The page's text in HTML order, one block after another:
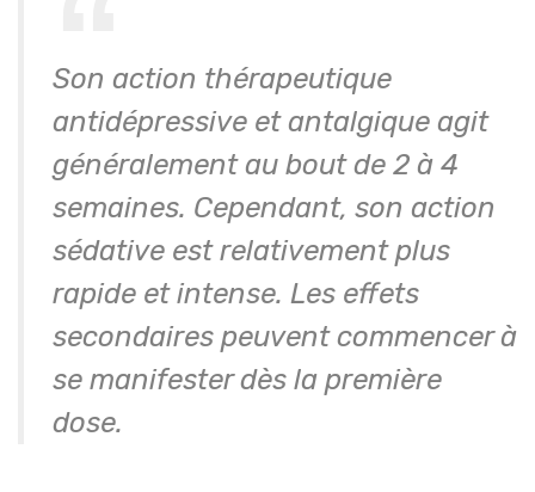
Son action thérapeutique
antidépressive et antalgique agit
généralement au bout de 2 à 4
semaines. Cependant, son action
sédative est relativement plus
rapide et intense. Les effets
secondaires peuvent commencer à
se manifester dès la première
dose.